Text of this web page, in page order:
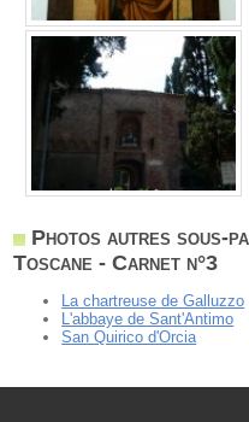
Photos autres sous-
Toscane - Carnet n°3
La chartreuse de Galluzzo
L'abbaye de Sant'Antimo
San Quirico d'Orcia